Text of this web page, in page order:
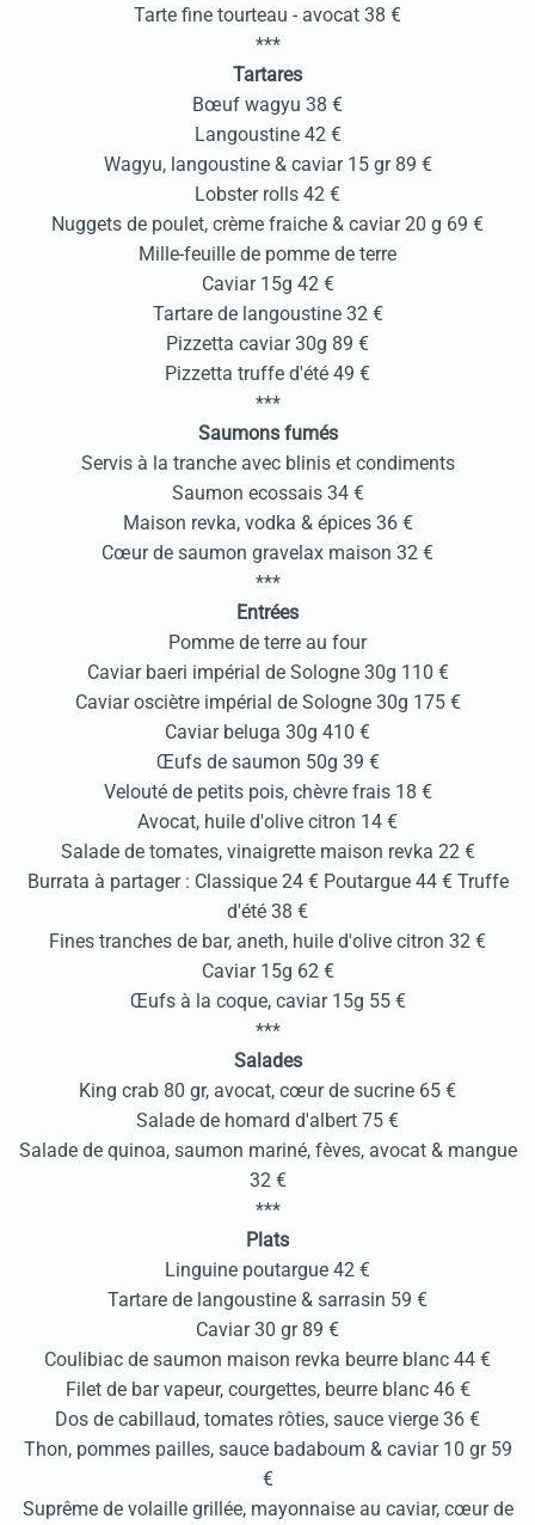
Tarte fine tourteau - avocat 38 €
***
Tartares
Bœuf wagyu 38 €
Langoustine 42 €
Wagyu, langoustine & caviar 15 gr 89 €
Lobster rolls 42 €
Nuggets de poulet, crème fraiche & caviar 20 g 69 €
Mille-feuille de pomme de terre
Caviar 15g 42 €
Tartare de langoustine 32 €
Pizzetta caviar 30g 89 €
Pizzetta truffe d'été 49 €
***
Saumons fumés
Servis à la tranche avec blinis et condiments
Saumon ecossais 34 €
Maison revka, vodka & épices 36 €
Cœur de saumon gravelax maison 32 €
***
Entrées
Pomme de terre au four
Caviar baeri impérial de Sologne 30g 110 €
Caviar osciètre impérial de Sologne 30g 175 €
Caviar beluga 30g 410 €
Œufs de saumon 50g 39 €
Velouté de petits pois, chèvre frais 18 €
Avocat, huile d'olive citron 14 €
Salade de tomates, vinaigrette maison revka 22 €
Burrata à partager : Classique 24 € Poutargue 44 € Truffe
d'été 38 €
Fines tranches de bar, aneth, huile d'olive citron 32 €
Caviar 15g 62 €
Œufs à la coque, caviar 15g 55 €
***
Salades
King crab 80 gr, avocat, cœur de sucrine 65 €
Salade de homard d'albert 75 €
Salade de quinoa, saumon mariné, fèves, avocat & mangue
32 €
***
Plats
Linguine poutargue 42 €
Tartare de langoustine & sarrasin 59 €
Caviar 30 gr 89 €
Coulibiac de saumon maison revka beurre blanc 44 €
Filet de bar vapeur, courgettes, beurre blanc 46 €
Dos de cabillaud, tomates rôties, sauce vierge 36 €
Thon, pommes pailles, sauce badaboum & caviar 10 gr 59
€
Suprême de volaille grillée, mayonnaise au caviar, cœur de